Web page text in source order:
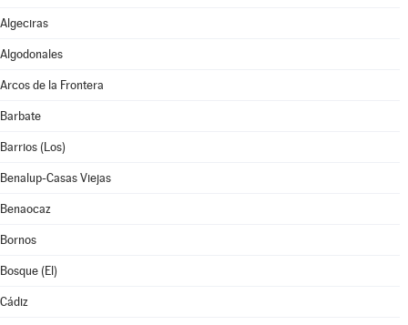
Algeciras
Algodonales
Arcos de la Frontera
Barbate
Barrios (Los)
Benalup-Casas Viejas
Benaocaz
Bornos
Bosque (El)
Cádiz